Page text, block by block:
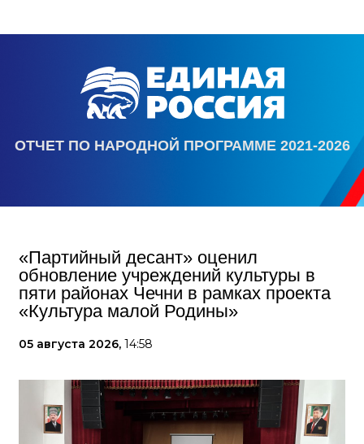
ОТЧЕТ ПО НАРОДНОЙ ПРОГРАММЕ 2021-2026
«Партийный десант» оценил
обновление учреждений культуры в
пяти районах Чечни в рамках проекта
«Культура малой Родины»
05 августа 2026, 14:58